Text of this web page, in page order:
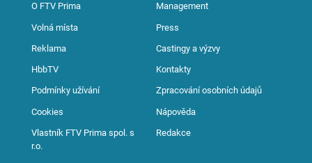
O FTV Prima Management
Volná místa Press
Reklama Castingy a výzvy
HbbTV Kontakty
Podmínky užívání Zpracování osobních údajů
Cookies Nápověda
Vlastník FTV Prima spol. s
r.o.
Redakce